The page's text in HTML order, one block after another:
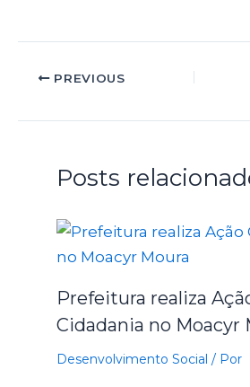
PREVIOUS
Posts
Prefeitura realiza
Cidadania no Moacyr
Desenvolvimento Social / Por